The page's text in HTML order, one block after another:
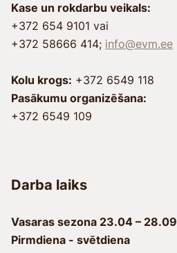
Kase un rokdarbu veikals:
+372 654 9101 vai
+372 58666 414; info@evm.ee
Kolu krogs: +372 6549 118
Pasākumu organizēšana:
+372 6549 109
Darba laiks
Vasaras sezona 23.04 – 28.09
Pirmdiena - svētdiena